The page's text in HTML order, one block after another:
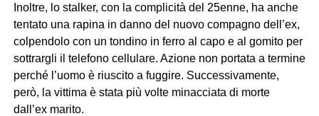
Inoltre, lo stalker, con la complicità del 25enne, ha anche
tentato una rapina in danno del nuovo compagno dell’ex,
colpendolo con un tondino in ferro al capo e al gomito per
sottrargli il telefono cellulare. Azione non portata a termine
perché l’uomo è riuscito a fuggire. Successivamente,
però, la vittima è stata più volte minacciata di morte
dall’ex marito.